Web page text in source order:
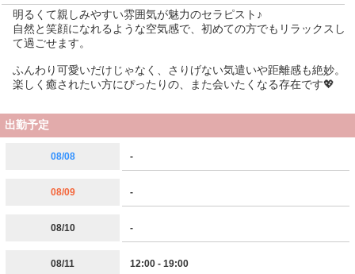
明るくて親しみやすい雰囲気が魅力のセラピスト♪
自然と笑顔になれるような空気感で、初めての方でもリラックスし
て過ごせます。
ふんわり可愛いだけじゃなく、さりげない気遣いや距離感も絶妙。
楽しく癒されたい方にぴったりの、また会いたくなる存在です💖
出勤予定
08/08 -
08/09 -
08/10 -
08/11 12:00 - 19:00